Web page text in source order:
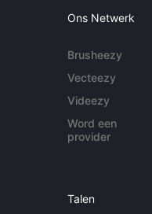
Ons Netwerk
Brusheezy
Vecteezy
Videezy
Word een
provider
Talen